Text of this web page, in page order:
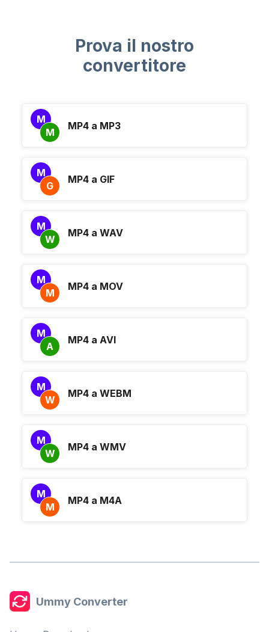
Prova il nostro
convertitore
M
M
MP4 a MP3
M
G
MP4 a GIF
M
W
MP4 a WAV
M
M
MP4 a MOV
M
A
MP4 a AVI
M
W
MP4 a WEBM
M
W
MP4 a WMV
M
M
MP4 a M4A
Ummy Converter